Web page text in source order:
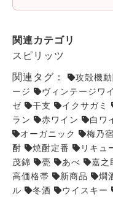
関連カテゴリ
スピリッツ
関連タグ： 攻殻機
ージ
ヴィンテージワ
ゼ
干支 イクサガミ
ラン
赤ワイン 白ワ
オーガニック
梅乃宿
酎
焼酎定番 リキュ
茂錦
甍 あべ 嘉之
高価格帯
新商品 燗
ル
冬酒 ウイスキー